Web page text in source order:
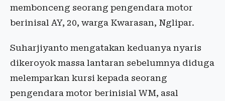
membonceng seorang pengendara motor
berinisal AY, 20, warga Kwarasan, Nglipar.
Suharjiyanto mengatakan keduanya nyaris
dikeroyok massa lantaran sebelumnya diduga
melemparkan kursi kepada seorang
pengendara motor berinisial WM, asal